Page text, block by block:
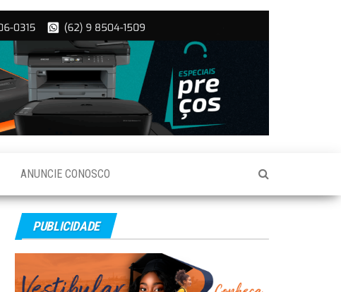
ANUNCIE CONOSCO
PUBLICIDADE